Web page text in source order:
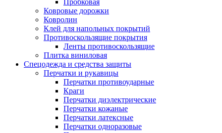
Пробковая
Ковровые дорожки
Ковролин
Клей для напольных покрытий
Противоскользящие покрытия
Ленты противоскользящие
Плитка виниловая
Спецодежда и средства защиты
Перчатки и рукавицы
Перчатки противоударные
Краги
Перчатки диэлектрические
Перчатки кожаные
Перчатки латексные
Перчатки одноразовые